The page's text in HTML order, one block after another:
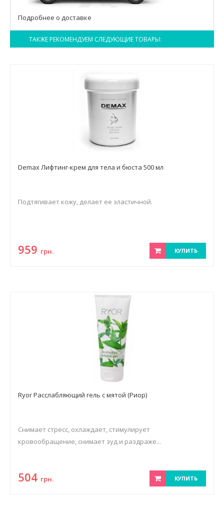
Подробнее о доставке
ТАКЖЕ РЕКОМЕНДУЕМ СЛЕДУЮЩИЕ ТОВАРЫ:
Demax Лифтинг-крем для тела и бюста 500 мл
Подтягивает кожу, делает ее эластичной.
959 грн. КУПИТЬ
Ryor Расслабляющий гель с мятой (Риор)
Снимает стресс, охлаждает, стимулирует
кровообращение, снимает зуд и раздраже...
504 грн. КУПИТЬ